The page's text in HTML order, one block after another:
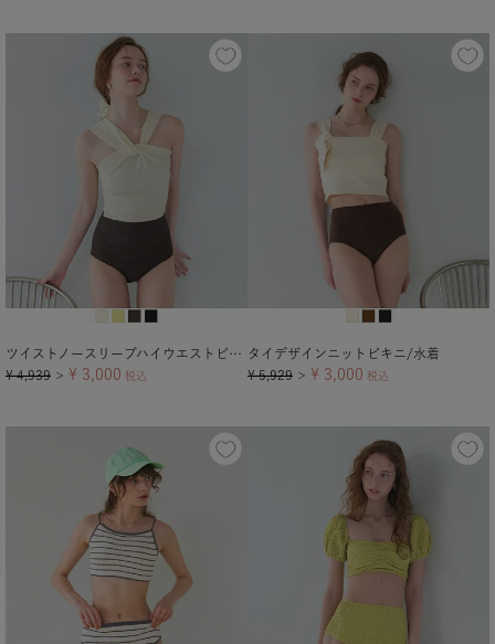
ツイストノースリーブハイウエストビキニ/セット水着【メール便可／100】
¥ 4,939 ＞ ¥ 3,000 税込
タイデザインニットビキニ/水着
¥ 5,929 ＞ ¥ 3,000 税込